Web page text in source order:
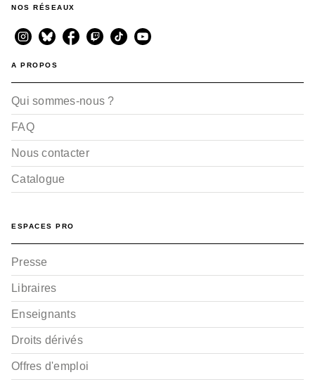
NOS RÉSEAUX
A PROPOS
Qui sommes-nous ?
FAQ
Nous contacter
Catalogue
ESPACES PRO
Presse
Libraires
Enseignants
Droits dérivés
Offres d'emploi